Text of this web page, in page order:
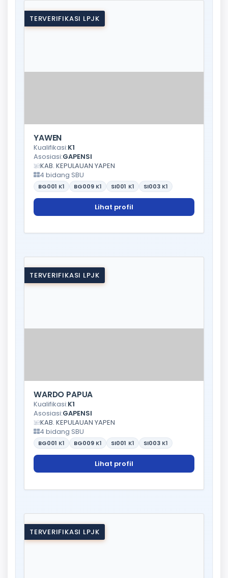
TERVERIFIKASI LPJK
YAWEN
Kualifikasi:K1
Asosiasi:GAPENSI
KAB. KEPULAUAN YAPEN
4 bidang SBU
BG001 K1 BG009 K1 SI001 K1 SI003 K1
Lihat profil
TERVERIFIKASI LPJK
WARDO PAPUA
Kualifikasi:K1
Asosiasi:GAPENSI
KAB. KEPULAUAN YAPEN
4 bidang SBU
BG001 K1 BG009 K1 SI001 K1 SI003 K1
Lihat profil
TERVERIFIKASI LPJK